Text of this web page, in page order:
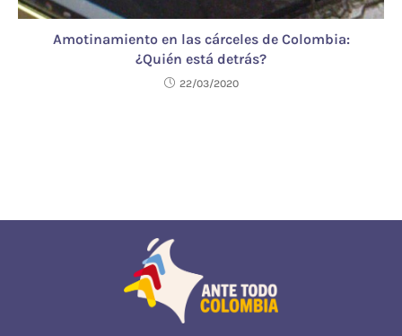
Amotinamiento en las cárceles de Colombia:
¿Quién está detrás?
22/03/2020